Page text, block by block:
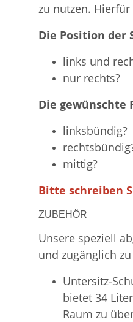
zu nutzen.
Die Position der
links und
nur rechts?
Die gewünschte
linksbündig?
mittig?
Bitte schreiben
ZUBEHÖR
Unsere speziell
und zugänglich
Untersitz-
bietet 34
Raum zu